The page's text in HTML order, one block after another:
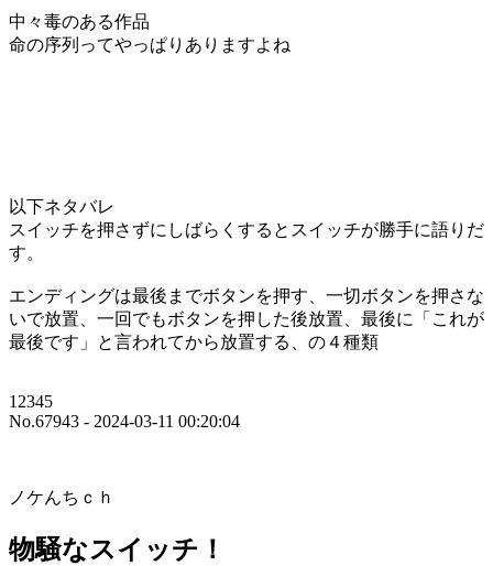
中々毒のある作品
命の序列ってやっぱりありますよね
以下ネタバレ
スイッチを押さずにしばらくするとスイッチが勝手に語りだ
す。
エンディングは最後までボタンを押す、一切ボタンを押さな
いで放置、一回でもボタンを押した後放置、最後に「これが
最後です」と言われてから放置する、の４種類
12345
No.67943 - 2024-03-11 00:20:04
ノケんちｃｈ
物騒なスイッチ！